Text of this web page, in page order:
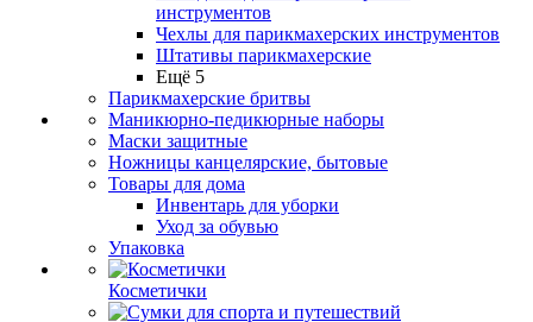
инструментов
Чехлы для парикмахерских инструментов
Штативы парикмахерские
Ещё 5
Парикмахерские бритвы
Маникюрно-педикюрные наборы
Маски защитные
Ножницы канцелярские, бытовые
Товары для дома
Инвентарь для уборки
Уход за обувью
Упаковка
Косметички